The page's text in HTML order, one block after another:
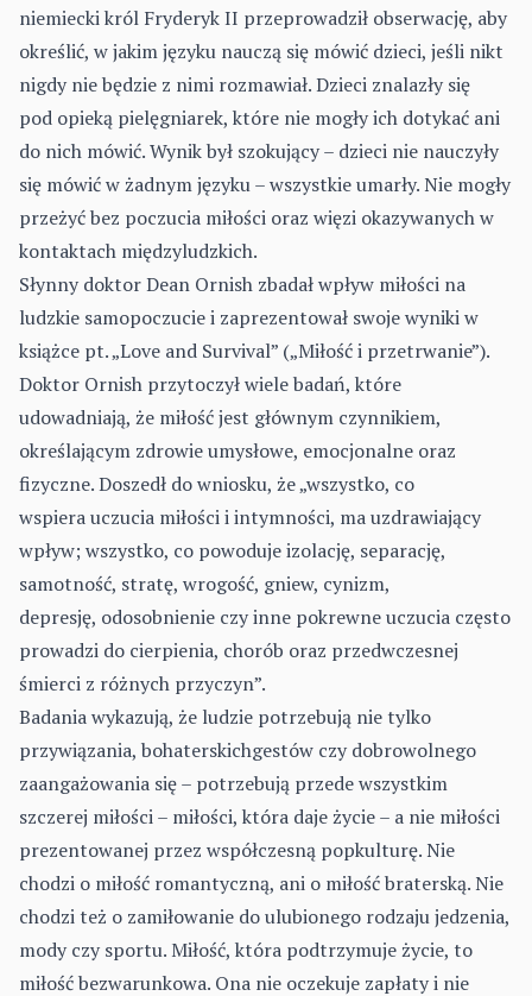
niemiecki król Fryderyk II przeprowadził obserwację, aby
określić, w jakim języku nauczą się mówić dzieci, jeśli nikt
nigdy nie będzie z nimi rozmawiał. Dzieci znalazły się
pod opieką pielęgniarek, które nie mogły ich dotykać ani
do nich mówić. Wynik był szokujący – dzieci nie nauczyły
się mówić w żadnym języku – wszystkie umarły. Nie mogły
przeżyć bez poczucia miłości oraz więzi okazywanych w
kontaktach międzyludzkich.
Słynny doktor Dean Ornish zbadał wpływ miłości na
ludzkie samopoczucie i zaprezentował swoje wyniki w
książce pt. „Love and Survival” („Miłość i przetrwanie”).
Doktor Ornish przytoczył wiele badań, które
udowadniają, że miłość jest głównym czynnikiem,
określającym zdrowie umysłowe, emocjonalne oraz
fizyczne. Doszedł do wniosku, że „wszystko, co
wspiera uczucia miłości i intymności, ma uzdrawiający
wpływ; wszystko, co powoduje izolację, separację,
samotność, stratę, wrogość, gniew, cynizm,
depresję, odosobnienie czy inne pokrewne uczucia często
prowadzi do cierpienia, chorób oraz przedwczesnej
śmierci z różnych przyczyn”.
Badania wykazują, że ludzie potrzebują nie tylko
przywiązania, bohaterskichgestów czy dobrowolnego
zaangażowania się – potrzebują przede wszystkim
szczerej miłości – miłości, która daje życie – a nie miłości
prezentowanej przez współczesną popkulturę. Nie
chodzi o miłość romantyczną, ani o miłość braterską. Nie
chodzi też o zamiłowanie do ulubionego rodzaju jedzenia,
mody czy sportu. Miłość, która podtrzymuje życie, to
miłość bezwarunkowa. Ona nie oczekuje zapłaty i nie